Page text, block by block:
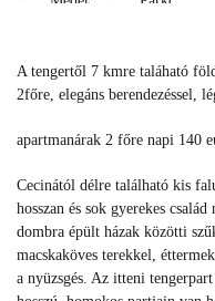
A tengertől 7 kmre taláható
2főre, elegáns berendezéssel,
apartmanárak 2 főre napi 140
Cecinától délre található kis
hosszan és sok gyerekes
dombra épült házak közötti
macskaköves terekkel,
a nyüzsgés. Az itteni